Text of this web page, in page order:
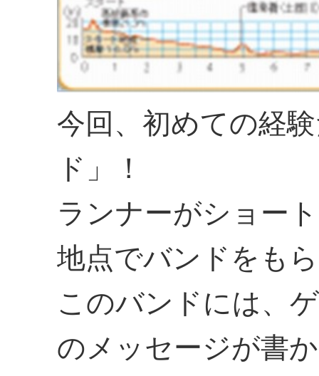
今回、初めての経
ド」！
ランナーがショー
地点でバンドをも
このバンドには、
のメッセージが書